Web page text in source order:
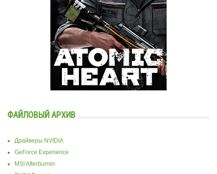
ФАЙЛОВЫЙ АРХИВ
Драйверы NVIDIA
GeForce Experience
MSI Afterburner